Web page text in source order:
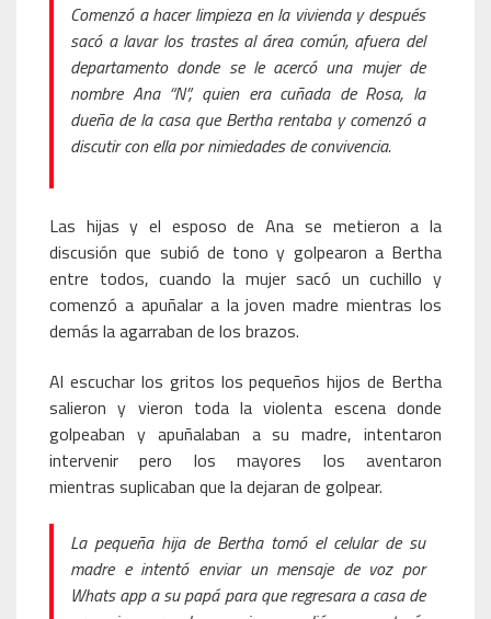
Comenzó a hacer limpieza en la vivienda y después
sacó a lavar los trastes al área común, afuera del
departamento donde se le acercó una mujer de
nombre Ana “N”, quien era cuñada de Rosa, la
dueña de la casa que Bertha rentaba y comenzó a
discutir con ella por nimiedades de convivencia.
Las hijas y el esposo de Ana se metieron a la
discusión que subió de tono y golpearon a Bertha
entre todos, cuando la mujer sacó un cuchillo y
comenzó a apuñalar a la joven madre mientras los
demás la agarraban de los brazos.
Al escuchar los gritos los pequeños hijos de Bertha
salieron y vieron toda la violenta escena donde
golpeaban y apuñalaban a su madre, intentaron
intervenir pero los mayores los aventaron
mientras suplicaban que la dejaran de golpear.
La pequeña hija de Bertha tomó el celular de su
madre e intentó enviar un mensaje de voz por
Whats app a su papá para que regresara a casa de